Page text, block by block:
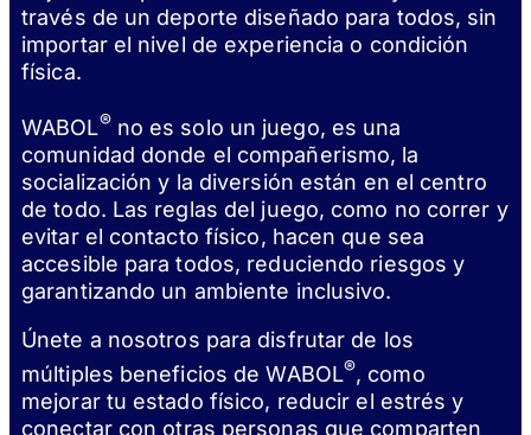
través de un deporte diseñado para todos, sin
importar el nivel de experiencia o condición
física.
WABOL®no es solo un juego, es una
comunidad donde el compañerismo, la
socialización y la diversión están en el centro
de todo. Las reglas del juego, como no correr y
evitar el contacto físico, hacen que sea
accesible para todos, reduciendo riesgos y
garantizando un ambiente inclusivo.
Únete a nosotros para disfrutar de los
múltiples beneficios de WABOL®, como
mejorar tu estado físico, reducir el estrés y
conectar con otras personas que comparten